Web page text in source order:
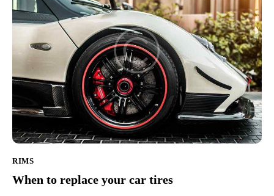
RIMS
When to replace your car tires